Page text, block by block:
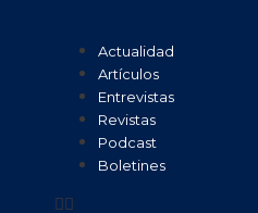
Actualidad
Artículos
Entrevistas
Revistas
Podcast
Boletines